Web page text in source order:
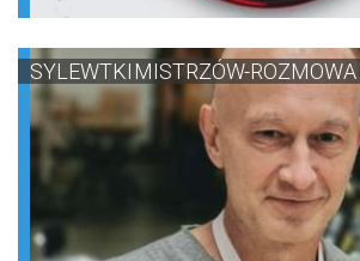
SYLEWTKI MISTRZÓW-ROZMOWA